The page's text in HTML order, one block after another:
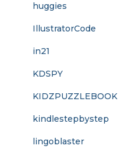
huggies
IllustratorCode
in21
KDSPY
KIDZPUZZLEBOOK
kindlestepbystep
lingoblaster